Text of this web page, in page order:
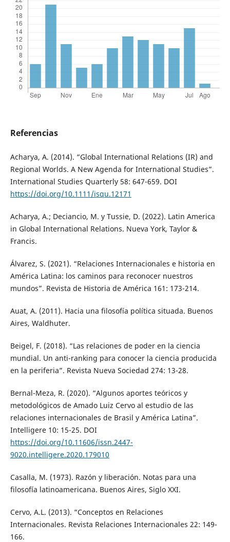
Referencias
Acharya, A. (2014). “Global International Relations (IR) and
Regional Worlds. A New Agenda for International Studies”.
International Studies Quarterly 58: 647-659. DOI
https://doi.org/10.1111/isqu.12171
Acharya, A.; Deciancio, M. y Tussie, D. (2022). Latin America
in Global International Relations. Nueva York, Taylor &
Francis.
Álvarez, S. (2021). “Relaciones Internacionales e historia en
América Latina: los caminos para reconocer nuestros
mundos”. Revista de Historia de América 161: 173-214.
Auat, A. (2011). Hacia una filosofía política situada. Buenos
Aires, Waldhuter.
Beigel, F. (2018). “Las relaciones de poder en la ciencia
mundial. Un anti-ranking para conocer la ciencia producida
en la periferia”. Revista Nueva Sociedad 274: 13-28.
Bernal-Meza, R. (2020). “Algunos aportes teóricos y
metodológicos de Amado Luiz Cervo al estudio de las
relaciones internacionales de Brasil y América Latina”.
Intelligere 10: 15-25. DOI
https://doi.org/10.11606/issn.2447-
9020.intelligere.2020.179010
Casalla, M. (1973). Razón y liberación. Notas para una
filosofía latinoamericana. Buenos Aires, Siglo XXI.
Cervo, A.L. (2013). “Conceptos en Relaciones
Internacionales. Revista Relaciones Internacionales 22: 149-
166.